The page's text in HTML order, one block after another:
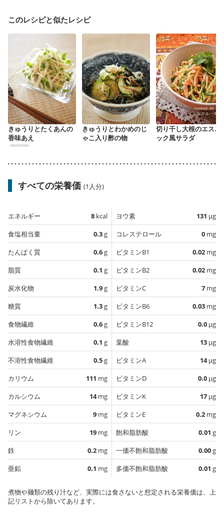
このレシピと似たレシピ
きゅうりとたくあんの
香味あえ
きゅうりとわかめのじ
ゃこ入り酢の物
切り干し大根のエスニ
ック風サラダ
すべての栄養価 (1人分)
エネルギー 8 kcal
食塩相当量
0.3g
たんぱく質
0.6g
脂質
0.1 g
炭水化物
1.9g
糖質
1.3g
食物繊維
0.6g
水溶性食物繊維
0.1 g
不溶性食物繊維
0.5g
カリウム
111 mg
カルシウム
14mg
マグネシウム
9 mg
リン
19 mg
鉄
0.2 mg
亜鉛
0.1 mg
ヨウ素 131 µg
コレステロール
0 mg
ビタミンB1
0.02 mg
ビタミンB2
0.02 mg
ビタミンC
7 mg
ビタミンB6
0.03 mg
ビタミンB12
0.0 µg
葉酸
13 µg
ビタミンA
14µg
ビタミンD
0.0 µg
ビタミンK
17 µg
ビタミンE
0.2 mg
飽和脂肪酸
0.01 g
一価不飽和脂肪酸
0.00g
多価不飽和脂肪酸
0.01 g
煮物や麺類の残り汁など、実際には食さないと想定される栄養価は、上
記リストから除いてあります。